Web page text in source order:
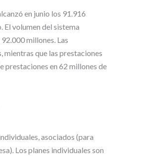
en junio los 91.916
El volumen del sistema
millones. Las
mientras que las prestaciones
prestaciones en 62 millones de
asociados (para
Los planes individuales son